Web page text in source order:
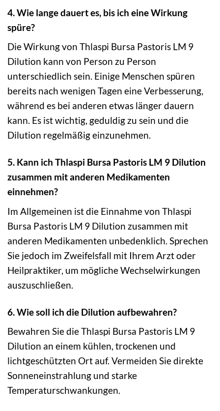
4. Wie lange dauert es, bis ich eine Wirkung
spüre?
Die Wirkung von Thlaspi Bursa Pastoris LM 9
Dilution kann von Person zu Person
unterschiedlich sein. Einige Menschen spüren
bereits nach wenigen Tagen eine Verbesserung,
während es bei anderen etwas länger dauern
kann. Es ist wichtig, geduldig zu sein und die
Dilution regelmäßig einzunehmen.
5. Kann ich Thlaspi Bursa Pastoris LM 9 Dilution
zusammen mit anderen Medikamenten
einnehmen?
Im Allgemeinen ist die Einnahme von Thlaspi
Bursa Pastoris LM 9 Dilution zusammen mit
anderen Medikamenten unbedenklich. Sprechen
Sie jedoch im Zweifelsfall mit Ihrem Arzt oder
Heilpraktiker, um mögliche Wechselwirkungen
auszuschließen.
6. Wie soll ich die Dilution aufbewahren?
Bewahren Sie die Thlaspi Bursa Pastoris LM 9
Dilution an einem kühlen, trockenen und
lichtgeschützten Ort auf. Vermeiden Sie direkte
Sonneneinstrahlung und starke
Temperaturschwankungen.